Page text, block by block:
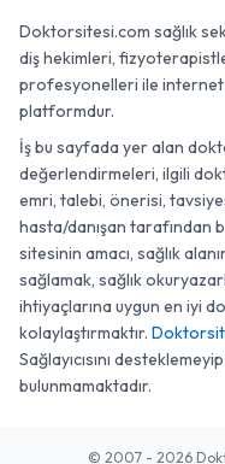
Doktorsitesi.com sağlık
diş hekimleri,
profesyonelleri ile internet
platformdur.
İş bu sayfada yer alan
değerlendirmeleri, ilgili
emri, talebi, önerisi,
hasta/danışan tarafından
sitesinin amacı, sağlık
sağlamak, sağlık
ihtiyaçlarına uygun en iyi
kolaylaştırmaktır.
Sağlayıcısını
bulunmamaktadır.
© 2007 - 2026